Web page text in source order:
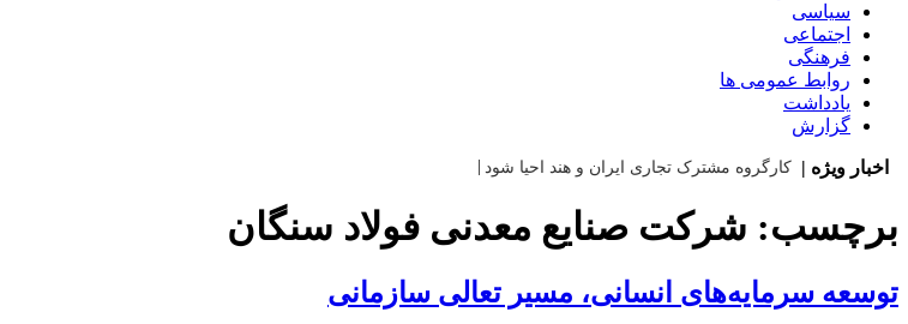
سیاسی
اجتماعی
فرهنگی
روابط عمومی ها
یادداشت
گزارش
اخبار ویژه | کارگروه مشترک تجاری ایران و هند احیا شود
برچسب: شرکت صنایع معدنی فولاد سنگان
توسعه سرمایه‌های انسانی، مسیر تعالی سازمانی